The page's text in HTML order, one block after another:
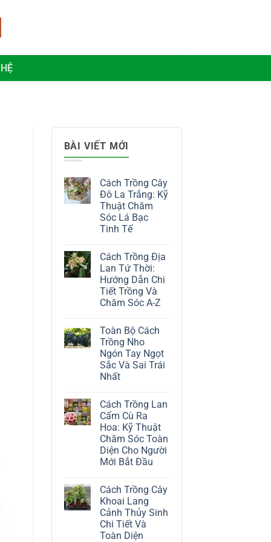
BÀI VIẾT MỚI
Cách Trồng Cây
Đô La Trắng: Kỹ
Thuật Chăm
Sóc Lá Bạc
Tinh Tế
bình
luận
ở
Cách
Trồng
Cây
Đô
Kỹ
Thuật
Chăm
Sóc
Lá
Bạc
Tinh
Cách Trồng Địa
Lan Tứ Thời:
Hướng Dẫn Chi
Tiết Trồng Và
Chăm Sóc A-Z
bình
luận
Cách
Trồng
Địa
Lan
Hướng
Dẫn
Chi
Tiết
Trồng
Và
Chăm
Sóc
A-
Toàn Bộ Cách
Trồng Nho
Ngón Tay Ngọt
Sắc Và Sai Trái
Nhất
bình
luận
ở
Toàn
Bộ
Cách
Trồng
Nho
Ngón
Sắc
Và
Sai
Trái
Nhất
Cách Trồng Lan
Cẩm Cù Ra
Hoa: Kỹ Thuật
Chăm Sóc Toàn
Diện Cho Người
Mới Bắt Đầu
bình
luận
ở
Cách
Trồng
Lan
Cẩm
Cách Trồng Cây
Khoai Lang
Cảnh Thủy Sinh
Chi Tiết Và
Toàn Diện